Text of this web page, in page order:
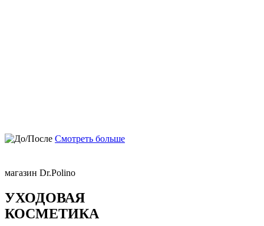
Смотреть больше
магазин Dr.Polino
УХОДОВАЯ
КОСМЕТИКА